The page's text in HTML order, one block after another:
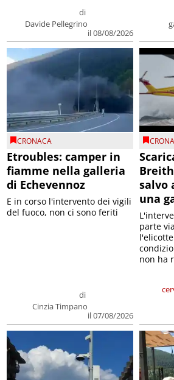
di
Davide Pellegrino
il 08/08/2026
CRONACA
Etroubles: camper in
fiamme nella galleria
di Echevennoz
di
Cinzia Timpano
il 07/08/2026
E in corso l'intervento dei vigili
del fuoco, non ci sono feriti
salvo
una
parte
non ha